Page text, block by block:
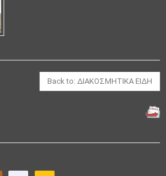
Back to: ΔΙΑΚΟΣΜΗΤΙΚΑ ΕΙΔΗ